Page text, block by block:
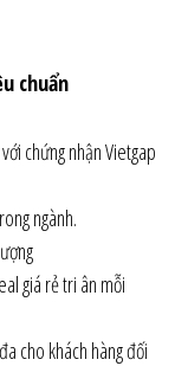
chuẩn
chứng nhận Vietgap
ngành.
giá rẻ tri ân mỗi
cho khách hàng đối